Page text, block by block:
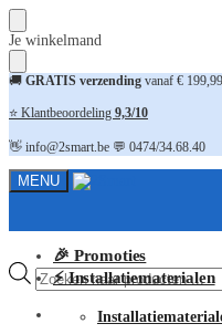
Skip
to
navigation
Skip
to
content
Je winkelmand
🚚 GRATIS verzending vanaf €
⭐ Klantbeoordeling 9,3/10
👋 info@2smart.be 💬 0474/34.68.40
MENU
Producten
zoeken
FAQ
🎉 Promoties
⚡ Installatiematerialen